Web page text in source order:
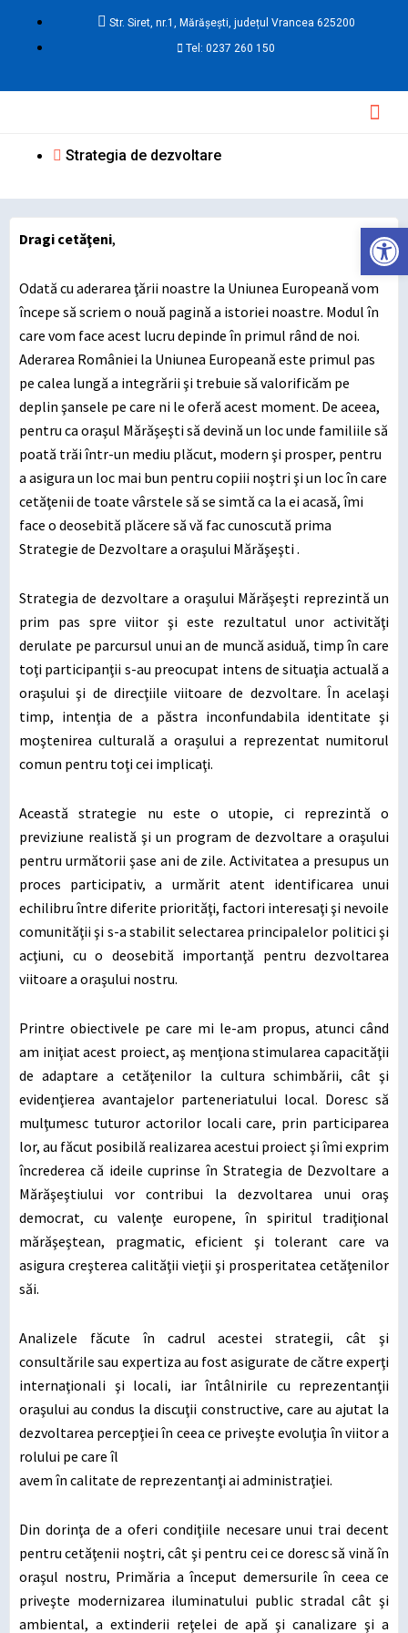
Str. Siret, nr.1, Mărășești, județul Vrancea 625200
Tel: 0237 260 150
Main
Strategia de dezvoltare
Dragi cetăţeni,
Odată cu aderarea ţării noastre la Uniunea Europeană vom
începe să scriem o nouă pagină a istoriei noastre. Modul în
care vom face acest lucru depinde în primul rând de noi.
Aderarea României la Uniunea Europeană este primul pas
pe calea lungă a integrării şi trebuie să valorificăm pe
deplin şansele pe care ni le oferă acest moment. De aceea,
pentru ca oraşul Mărăşeşti să devină un loc unde familiile să
poată trăi într-un mediu plăcut, modern şi prosper, pentru
a asigura un loc mai bun pentru copiii noştri şi un loc în care
cetăţenii de toate vârstele să se simtă ca la ei acasă, îmi
face o deosebită plăcere să vă fac cunoscută prima
Strategie de Dezvoltare a oraşului Mărăşeşti .
Strategia de dezvoltare a oraşului Mărăşeşti reprezintă un
prim pas spre viitor şi este rezultatul unor activităţi
derulate pe parcursul unui an de muncă asiduă, timp în care
toţi participanţii s-au preocupat intens de situaţia actuală a
oraşului şi de direcţiile viitoare de dezvoltare. În acelaşi
timp, intenţia de a păstra inconfundabila identitate şi
moştenirea culturală a oraşului a reprezentat numitorul
comun pentru toţi cei implicaţi.
Această strategie nu este o utopie, ci reprezintă o
previziune realistă şi un program de dezvoltare a oraşului
pentru următorii şase ani de zile. Activitatea a presupus un
proces participativ, a urmărit atent identificarea unui
echilibru între diferite priorităţi, factori interesaţi şi nevoile
comunităţii şi s-a stabilit selectarea principalelor politici şi
acţiuni, cu o deosebită importanţă pentru dezvoltarea
viitoare a oraşului nostru.
Printre obiectivele pe care mi le-am propus, atunci când
am iniţiat acest proiect, aş menţiona stimularea capacităţii
de adaptare a cetăţenilor la cultura schimbării, cât şi
evidenţierea avantajelor parteneriatului local. Doresc să
mulţumesc tuturor actorilor locali care, prin participarea
lor, au făcut posibilă realizarea acestui proiect şi îmi exprim
încrederea că ideile cuprinse în Strategia de Dezvoltare a
Mărăşeştiului vor contribui la dezvoltarea unui oraş
democrat, cu valenţe europene, în spiritul tradiţional
mărăşeştean, pragmatic, eficient şi tolerant care va
asigura creşterea calităţii vieţii şi prosperitatea cetăţenilor
săi.
Analizele făcute în cadrul acestei strategii, cât şi
consultările sau expertiza au fost asigurate de către experţi
internaţionali şi locali, iar întâlnirile cu reprezentanţii
oraşului au condus la discuţii constructive, care au ajutat la
dezvoltarea percepţiei în ceea ce priveşte evoluţia în viitor a
rolului pe care îl
avem în calitate de reprezentanţi ai administraţiei.
Din dorinţa de a oferi condiţiile necesare unui trai decent
pentru cetăţenii noştri, cât şi pentru cei ce doresc să vină în
oraşul nostru, Primăria a început demersurile în ceea ce
priveşte modernizarea iluminatului public stradal cât şi
ambiental, a extinderii reţelei de apă şi canalizare şi a
Deschide